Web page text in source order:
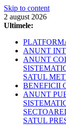
Skip to content
2 august 2026
Ultimele:
ANUNT
ANUNT
SATUL
BENEFICII
ANUNT
SATUL